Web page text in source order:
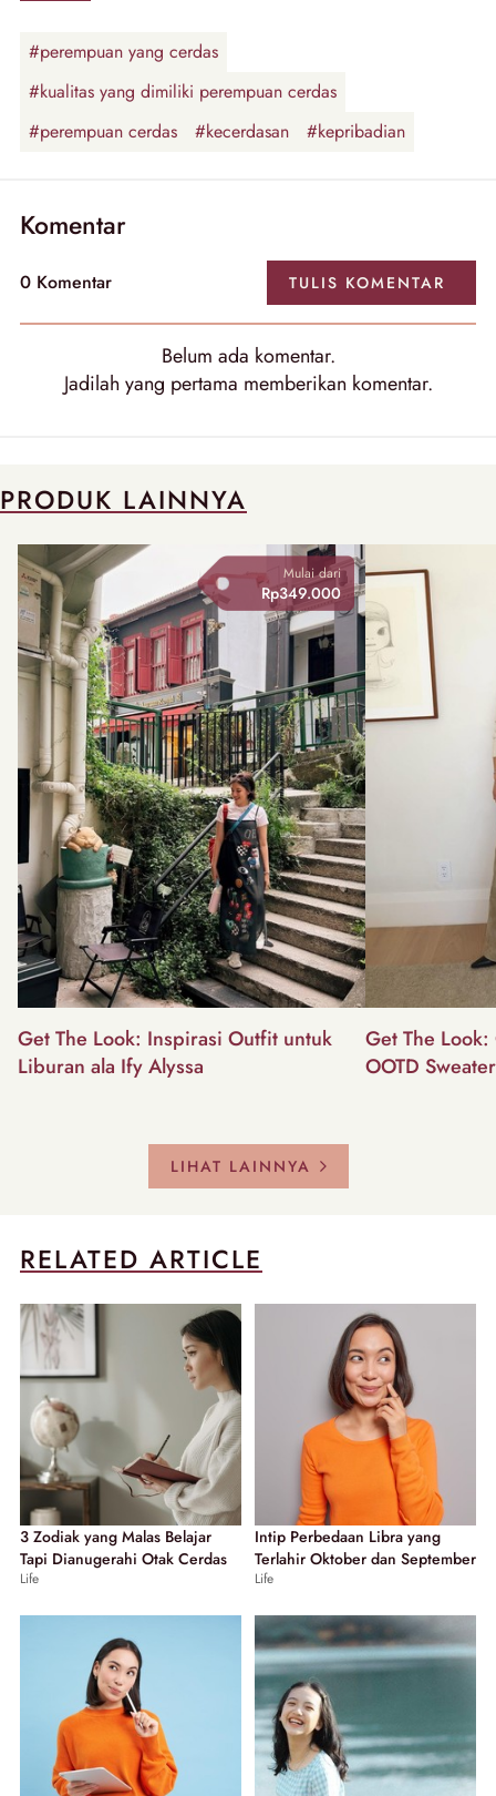
#perempuan yang cerdas
#kualitas yang dimiliki perempuan cerdas
#perempuan cerdas
#kecerdasan #kepribadian
Komentar
0 Komentar TULIS KOMENTAR
Belum ada komentar.
Jadilah yang pertama memberikan komentar.
PRODUK LAINNYA
Mulai dari
Rp349.000
Get The Look: Inspirasi Outfit untuk
Liburan ala Ify Alyssa
Get The
OOTD
LIHAT LAINNYA
RELATED ARTICLE
3 Zodiak yang Malas Belajar
Tapi Dianugerahi Otak Cerdas
Life
Intip Perbedaan Libra yang
Terlahir Oktober dan September
Life